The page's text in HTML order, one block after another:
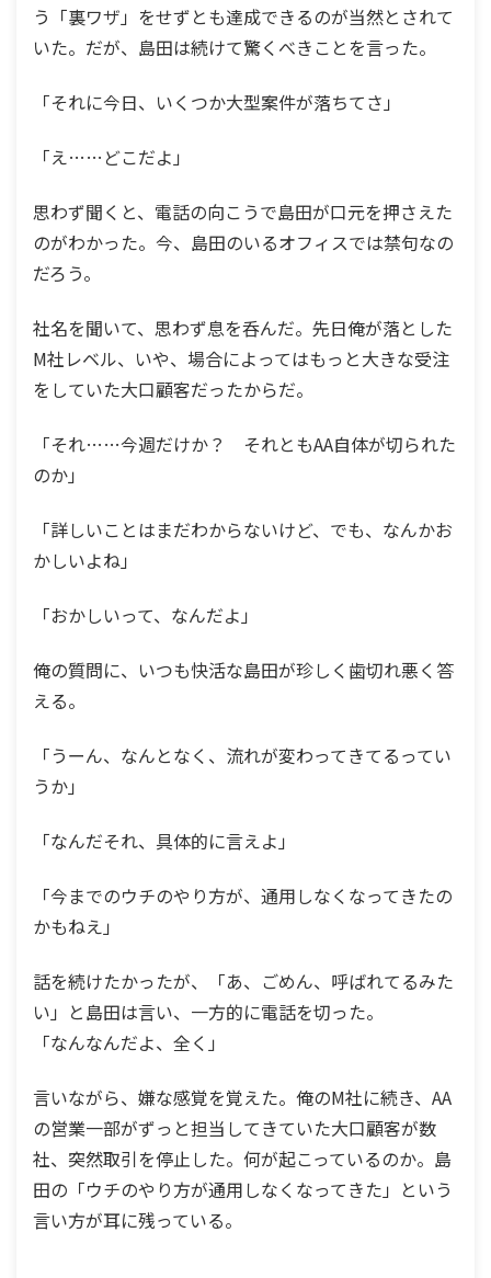
う「裏ワザ」をせずとも達成できるのが当然とされて
いた。だが、島田は続けて驚くべきことを言った。
「それに今日、いくつか大型案件が落ちてさ」
「え……どこだよ」
思わず聞くと、電話の向こうで島田が口元を押さえた
のがわかった。今、島田のいるオフィスでは禁句なの
だろう。
社名を聞いて、思わず息を呑んだ。先日俺が落とした
M社レベル、いや、場合によってはもっと大きな受注
をしていた大口顧客だったからだ。
「それ……今週だけか？ それともAA自体が切られた
のか」
「詳しいことはまだわからないけど、でも、なんかお
かしいよね」
「おかしいって、なんだよ」
俺の質問に、いつも快活な島田が珍しく歯切れ悪く答
える。
「うーん、なんとなく、流れが変わってきてるってい
うか」
「なんだそれ、具体的に言えよ」
「今までのウチのやり方が、通用しなくなってきたの
かもねえ」
話を続けたかったが、「あ、ごめん、呼ばれてるみた
い」と島田は言い、一方的に電話を切った。
「なんなんだよ、全く」
言いながら、嫌な感覚を覚えた。俺のM社に続き、AA
の営業一部がずっと担当してきていた大口顧客が数
社、突然取引を停止した。何が起こっているのか。島
田の「ウチのやり方が通用しなくなってきた」という
言い方が耳に残っている。